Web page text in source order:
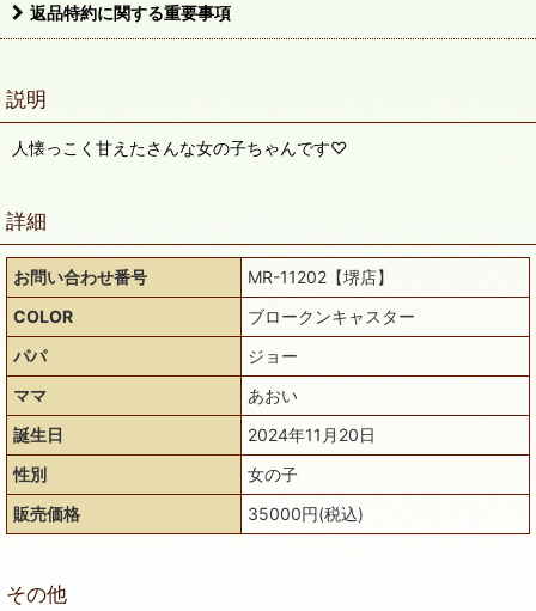
返品特約に関する重要事項
説明
人懐っこく甘えたさんな女の子ちゃんです♡
詳細
お問い合わせ番号
MR-11202【堺店】
COLOR
ブロークンキャスター
パパ
ジョー
ママ
あおい
誕生日
2024年11月20日
性別
女の子
販売価格
35000円(税込)
その他